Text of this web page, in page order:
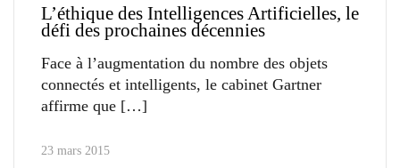
L’éthique des Intelligences Artificielles, le
défi des prochaines décennies
Face à l’augmentation du nombre des objets
connectés et intelligents, le cabinet Gartner
affirme que
23 mars 2015